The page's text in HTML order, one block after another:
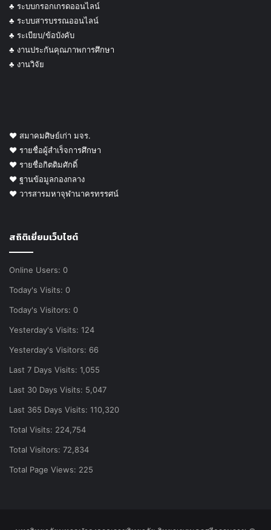
♣ ระบบกรอกเกรดออนไลน์
♣ ระบบสารบรรณออนไลน์
♣ ระเบียบ/ข้อบังคับ
♣ งานประกันคุณภาพการศึกษา
♣ งานวิจัย
♥ สมาคมศิษย์เก่า มจร.
♥ รายชื่อผู้สำเร็จการศึกษา
♥ รายชื่อกิตติมศักดิ์
♥ ฐานข้อมูลกองกลาง
♥ วารสารมหาจุฬานาครทรรศน์
สถิติเยี่ยมเว็บไซต์
Online Users: 0
Today's Visits: 0
Today's Visitors: 0
Yesterday's Visits: 124
Yesterday's Visitors: 66
Last 7 Days Visits: 1,055
Last 30 Days Visits: 5,047
Last 365 Days Visits: 110,320
Total Visits: 224,754
Total Visitors: 72,834
Total Page Views: 225